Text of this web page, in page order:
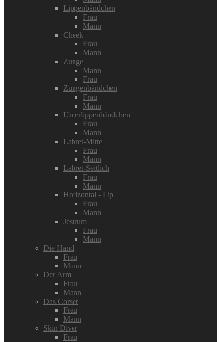
Lippenbändchen
Frau
Mann
Cheek
Frau
Mann
Zunge
Mann
Frau
Zungenbändchen
Frau
Mann
Unterlippenbändchen
Frau
Mann
Labret-Mitte
Frau
Mann
Labret-Seitlich
Frau
Mann
Horizontal - Lip
Frau
Mann
Jestrum
Frau
Mann
Die Hand
Frau
Mann
Der Arm
Frau
Mann
Das Corset
Frau
Mann
Skin Diver
Frau